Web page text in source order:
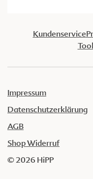
Kundenservice
Impressum
Datenschutzerklärung
AGB
Shop Widerruf
© 2026 HiPP